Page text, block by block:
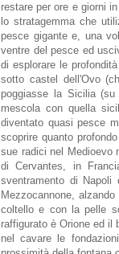
restare per ore e giorni
lo stratagemma che
pesce gigante e, una
ventre del pesce ed
di esplorare le
sotto castel dell'Ovo
poggiasse la Sicilia
mescola con quella
diventato quasi pesce
scoprire quanto
sue radici nel Medioevo
di Cervantes, in
sventramento di
Mezzocannone,
coltello e con la pelle
raffigurato è Orione ed il
nel cavare le